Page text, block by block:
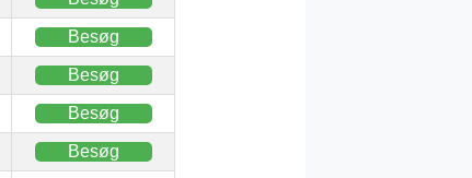
Besøg
Besøg
Besøg
Besøg